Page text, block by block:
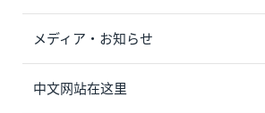
メディア・お知らせ
中文网站在这里